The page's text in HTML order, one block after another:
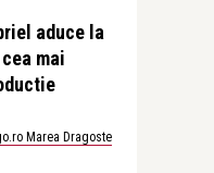
aduce la
mai
Marea Dragoste